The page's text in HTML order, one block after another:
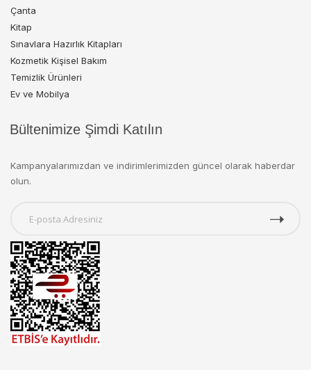
Çanta
Kitap
Sınavlara Hazırlık Kitapları
Kozmetik Kişisel Bakım
Temizlik Ürünleri
Ev ve Mobilya
Bültenimize Şimdi Katılın
Kampanyalarımızdan ve indirimlerimizden güncel olarak haberdar
olun.